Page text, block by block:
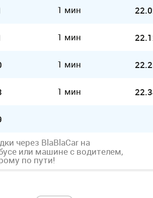
1 мин
1 мин
1 мин
1 мин
через BlaBlaCar на
или машине с водителем,
по пути!